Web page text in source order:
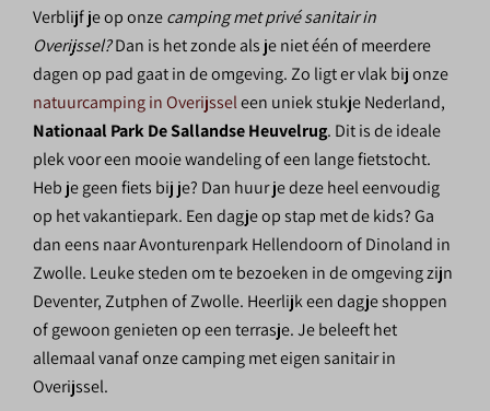
Verblijf je op onzecamping met privé sanitair in
Overijssel?Dan is het zonde als je niet één of meerdere
dagen op pad gaat in de omgeving. Zo ligt er vlak bij onze
natuurcamping in Overijsseleen uniek stukje Nederland,
Nationaal Park De Sallandse Heuvelrug. Dit is de ideale
plek voor een mooie wandeling of een lange fietstocht.
Heb je geen fiets bij je? Dan huur je deze heel eenvoudig
op het vakantiepark. Een dagje op stap met de kids? Ga
dan eens naar Avonturenpark Hellendoorn of Dinoland in
Zwolle. Leuke steden om te bezoeken in de omgeving zijn
Deventer, Zutphen of Zwolle. Heerlijk een dagje shoppen
of gewoon genieten op een terrasje. Je beleeft het
allemaal vanaf onze camping met eigen sanitair in
Overijssel.